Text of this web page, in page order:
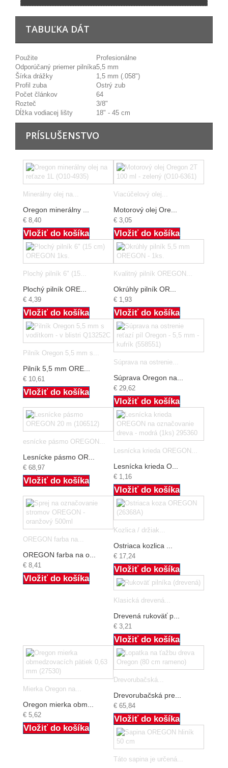
TABUĽKA DÁT
Použite
Profesionálne
Odporúčaný priemer pilníka5,5 mm
Šírka drážky
1,5 mm (.058")
Profil zuba
Ostrý zub
Počet článkov
64
Rozteč
3/8"
Dĺžka vodiacej lišty
18" - 45 cm
PRÍSLUŠENSTVO
Minerálny olej na...
Oregon minerálny ...
€ 8,40
Vložiť do košíka
Viacúčelový olej...
Motorový olej Ore...
€ 3,05
Vložiť do košíka
Plochý pilník 6" (15...
Plochý pilník ORE...
€ 4,39
Vložiť do košíka
Kvalitný pilník OREGON...
Okrúhly pilník OR...
€ 1,93
Vložiť do košíka
Pilník Oregon 5,5 mm s...
Pilník 5,5 mm ORE...
€ 10,61
Vložiť do košíka
Súprava na ostrenie...
Súprava Oregon na...
€ 29,62
Vložiť do košíka
esnícke pásmo OREGON...
Lesnícke pásmo OR...
€ 68,97
Vložiť do košíka
Lesnícka krieda OREGON...
Lesnícka krieda O...
€ 1,16
Vložiť do košíka
OREGON farba na...
OREGON farba na o...
€ 8,41
Vložiť do košíka
Kozlica / držiak...
Ostriaca kozlica ...
€ 17,24
Vložiť do košíka
Klasická drevená...
Drevená rukoväť p...
€ 3,21
Vložiť do košíka
Mierka Oregon na...
Oregon mierka obm...
€ 5,62
Vložiť do košíka
Drevorubačská...
Drevorubačská pre...
€ 65,84
Vložiť do košíka
Táto sapina je určená...